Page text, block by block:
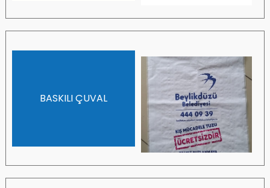
BASKILI ÇUVAL